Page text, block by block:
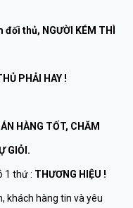
đối thủ, NGƯỜI KÉM THÌ
PHẢI HAY !
HÀNG TỐT, CHĂM
GIỎI.
1 thứ : THƯƠNG HIỆU !
khách hàng tin và yêu